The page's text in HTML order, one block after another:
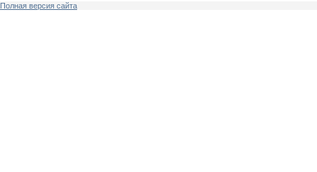
Полная версия сайта